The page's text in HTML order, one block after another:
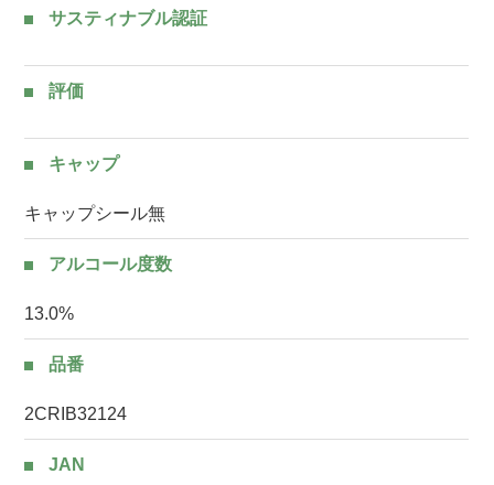
サスティナブル認証
評価
キャップ
キャップシール無
アルコール度数
13.0%
品番
2CRIB32124
JAN